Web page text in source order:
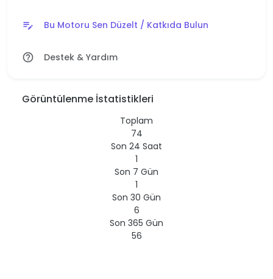
edit_note Bu Motoru Sen Düzelt / Katkıda Bulun
help_outline Destek & Yardım
Görüntülenme İstatistikleri
Toplam
74
Son 24 Saat
1
Son 7 Gün
1
Son 30 Gün
6
Son 365 Gün
56